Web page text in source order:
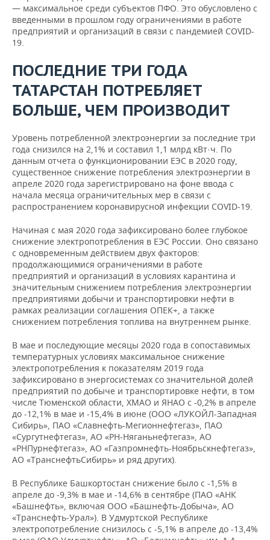
Адыгея (Адыгея)
Республика
Калмыкия
377,58 92,28 39,75
Республика Крым
1
1
783,55
Краснодарский
край
855,18
2
791,26
2
694,02
Астраханская
область
1
184,36
1
148,67
940,4
Волгоградская
область
4
329,64
4
281,28
4
626,25
Ростовская
7
745,62
7
366,43
7
325,39
Город
федерального
значения
Севастополь
1
625,01
1
674,92
Северо-
Кавказский
округ
8
7
7
Республика
Дагестан
1
912,21
1
912,16
906,88
Кабардино-
Балкарская
Республика
228,79 218,51 218,43
Карачаево-
Черкесская
599,09 579,92
Республика
Северная Осетия-
Алания
443,57 97,58 94,52
область
023,1
688,0
463,8
-12,9%
Орловская
область
1
1
1
Рязанская
область
268,0
4
231,8
535,6
Смоленская
область
24
620,5
22
467,8
21
663,0
Тамбовская
область
948,1 951,9
1
015,6
Тверская область
35
827,1
38
300,2
43
169,9
175,3
315,0
015,3
Ярославская
область
7
069,1
6
728,7
982,4
г.Москва
48
233,9
52
043,2
50
920,2
-7,3%
Северо-Западный
округ
566,9
686,1
076,6
Республика
Карелия
5
476,0
4
952,4
5
025,9
10,6%
Республика Коми
9
980,3
10
578,0
10
562,9
-5,7%
Архангельская
область
8
313,4
8
488,7
8
-2,1%
Архангельская
область (кроме
автономного
округа)
6
670,9
6
637,4
6
628,7
— максимальное среди субъектов ПФО. Это обусловлено с
введенными в прошлом году ограничениями в работе
предприятий и организаций в связи с пандемией COVID-
19.
ПОСЛЕДНИЕ ТРИ ГОДА
ТАТАРСТАН ПОТРЕБЛЯЕТ
БОЛЬШЕ, ЧЕМ ПРОИЗВОДИТ
Уровень потребленной электроэнергии за последние три
года снизился на 2,1% и составил 1,1 млрд кВт·ч. По
данным отчета о функционировании ЕЭС в 2020 году,
существенное снижение потребления электроэнергии в
апреле 2020 года зарегистрировано на фоне ввода с
начала месяца ограничительных мер в связи с
распространением коронавирусной инфекции COVID-19.
Начиная с мая 2020 года зафиксировано более глубокое
снижение электропотребления в ЕЭС России. Оно связано
с одновременным действием двух факторов:
продолжающимися ограничениями в работе
предприятий и организаций в условиях карантина и
значительным снижением потребления электроэнергии
предприятиями добычи и транспортировки нефти в
рамках реализации соглашения ОПЕК+, а также
снижением потребления топлива на внутреннем рынке.
В мае и последующие месяцы 2020 года в сопоставимых
температурных условиях максимальное снижение
электропотребления к показателям 2019 года
зафиксировано в энергосистемах со значительной долей
предприятий по добыче и транспортировке нефти, в том
числе Тюменской области, ХМАО и ЯНАО с -0,2% в апреле
до -12,1% в мае и -15,4% в июне (ООО «ЛУКОЙЛ-Западная
Сибирь», ПАО «Славнефть-Мегионнефтегаз», ПАО
«Сургутнефтегаз», АО «РН-Няганьнефтегаз», АО
«РНПурнефтегаз», АО «Газпромнефть-Ноябрьскнефтегаз»,
АО «ТранснефтьСибирь» и ряд других).
В Республике Башкортостан снижение было с -1,5% в
апреле до -9,3% в мае и -14,6% в сентябре (ПАО «АНК
«Башнефть», включая ООО «Башнефть-Добыча», АО
«Транснефть-Урал»). В Удмуртской Республике
электропотребление снизилось с -5,1% в апреле до -13,4%